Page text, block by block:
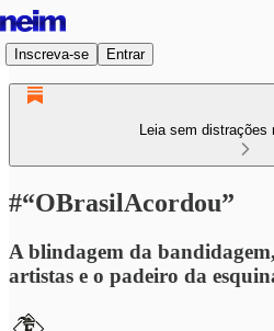
Inscreva-se Entrar
Leia sem distrações
#“OBrasilAcordou”
A blindagem da
artistas e o padeiro da